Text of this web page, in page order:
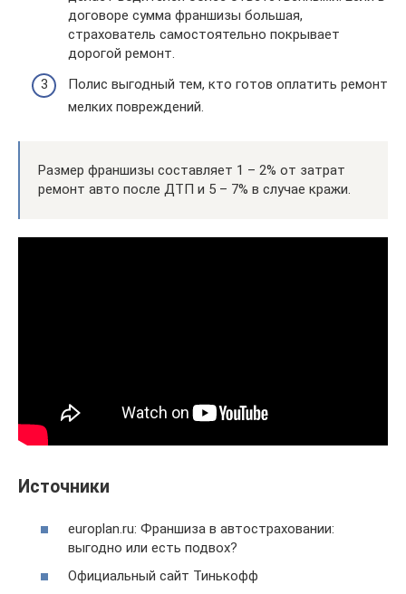
договоре сумма франшизы большая,
страхователь самостоятельно покрывает
дорогой ремонт.
Полис выгодный тем, кто готов оплатить ремонт
мелких повреждений.
Размер франшизы составляет 1 – 2% от затрат
ремонт авто после ДТП и 5 – 7% в случае кражи.
Источники
europlan.ru: Франшиза в автостраховании:
выгодно или есть подвох?
Официальный сайт Тинькофф